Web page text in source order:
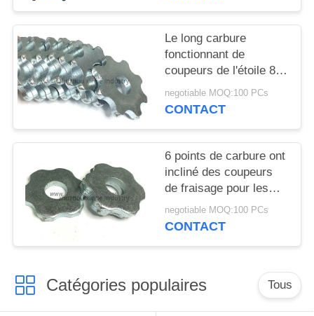
PLAN
DU
SITE
POLITIQUE
EN
DE
PROTECTION
LA
VIE
PRIVÉE
Le long carbure
fonctionnant de
coupeurs de l'étoile 8pt
a incliné des coupeurs
de fraisage pour les
negotiable MOQ:100 PCs
CONTACT
6 points de carbure ont
incliné des coupeurs
de fraisage pour les
équipements extérieurs
de déchaumeuse de
negotiable MOQ:100 PCs
CONTACT
Catégories populaires Tous